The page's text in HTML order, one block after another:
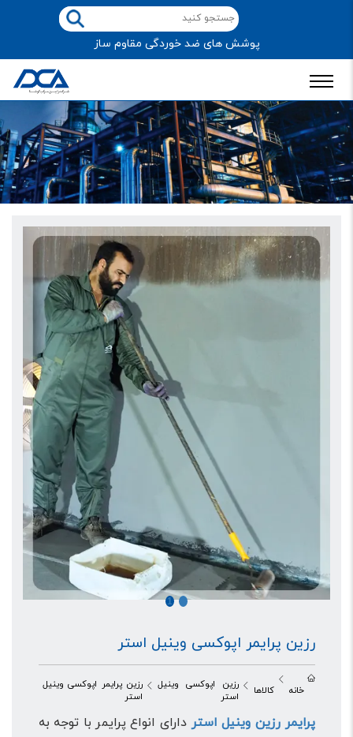
پوشش های ضد خوردگی مقاوم ساز
1
رزین پرایمر اپوکسی وینیل استر
خانه کالاها
رزین اپوکسی وینیل
استر
رزین پرایمر اپوکسی وینیل
استر
پرایمر رزین وینیل استر دارای انواع پرایمر با توجه به